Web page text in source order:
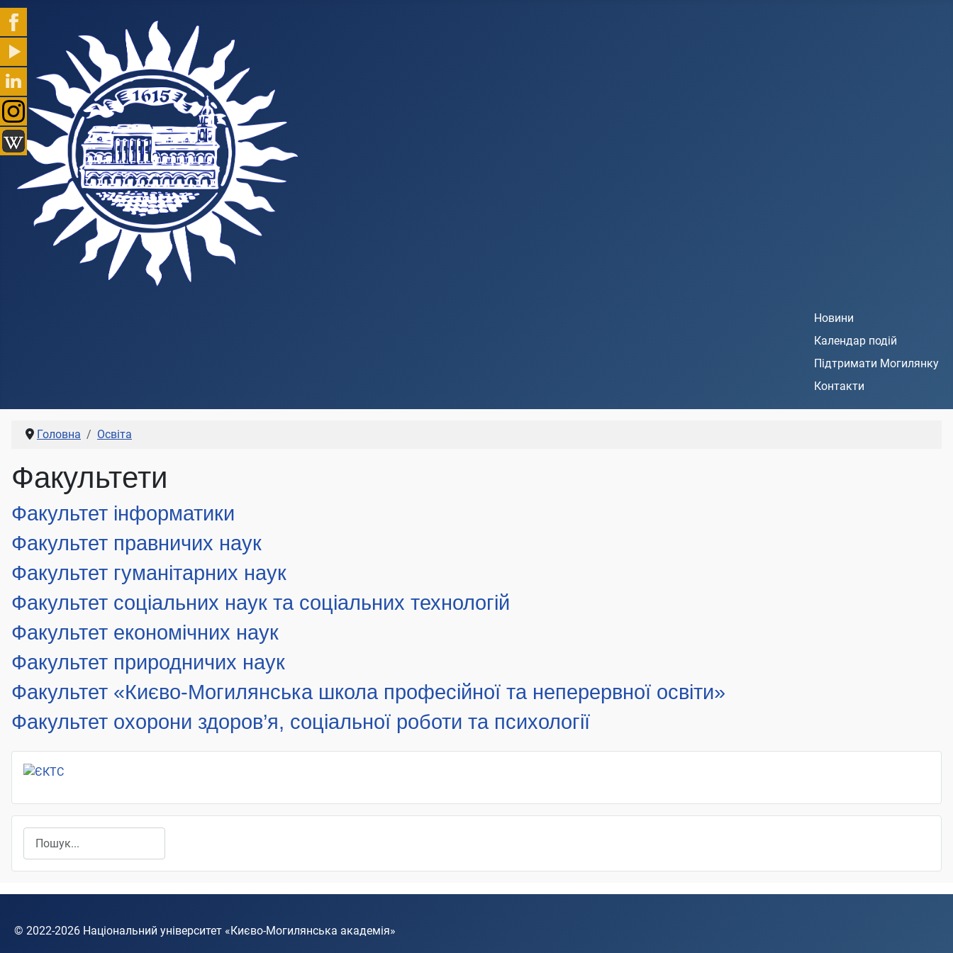
Новини
Календар подій
Підтримати Могилянку
Контакти
Головна Освіта
Факультети
Факультет інформатики
Факультет правничих наук
Факультет гуманітарних наук
Факультет соціальних наук та соціальних технологій
Факультет економічних наук
Факультет природничих наук
Факультет «Києво-Могилянська школа професійної та неперервної освіти»
Факультет охорони здоров’я, соціальної роботи та психології
© 2022-2026 Національний університет «Києво-Могилянська академія»